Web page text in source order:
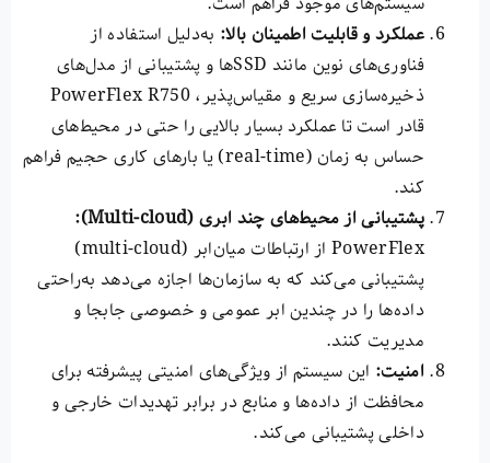
عملکرد و قابلیت اطمینان بالا: به‌دلیل استفاده از
فناوری‌های نوین مانند SSDها و پشتیبانی از مدل‌های
ذخیره‌سازی سریع و مقیاس‌پذیر، PowerFlex R750
قادر است تا عملکرد بسیار بالایی را حتی در محیط‌های
حساس به زمان (real-time) یا بارهای کاری حجیم فراهم
کند.
پشتیبانی از محیط‌های چند ابری(Multi-cloud):
PowerFlex از ارتباطات میان‌ابر (multi-cloud)
پشتیبانی می‌کند که به سازمان‌ها اجازه می‌دهد به‌راحتی
داده‌ها را در چندین ابر عمومی و خصوصی جابجا و
مدیریت کنند.
امنیت: این سیستم از ویژگی‌های امنیتی پیشرفته برای
محافظت از داده‌ها و منابع در برابر تهدیدات خارجی و
داخلی پشتیبانی می‌کند.